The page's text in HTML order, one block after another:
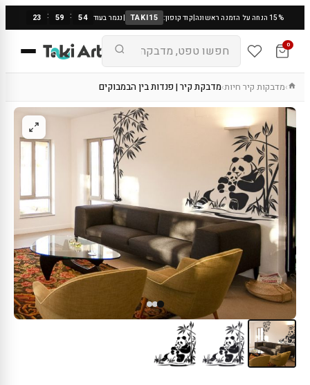
15% הנחה על הזמנה ראשונה |קוד קופון: TAKI15
|נגמר בעוד 23 : 59 : 53
0
›מדבקות קיר חיות›מדבקת קיר | פנדות בין הבמבוקים